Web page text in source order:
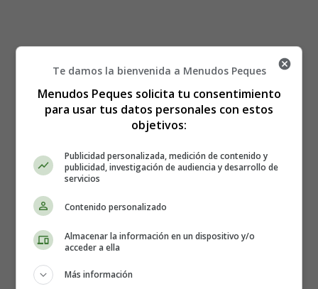
Está aquí:Inicio
Recursos Educativos
Fichas Didácticas Infantil y Ejercicios Primaria,
Trazos letra O
Recursos Educativos -
Te damos la bienvenida a Menudos Peques
Menudos Peques solicita tu consentimiento
para usar tus datos personales con estos
objetivos:
Publicidad personalizada, medición de contenido y
publicidad, investigación de audiencia y desarrollo de
servicios
Contenido personalizado
Almacenar la información en un dispositivo y/o
acceder a ella
Más información